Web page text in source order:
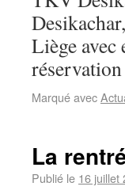
Liège
Marqué avec
La
Publié le 16 juillet